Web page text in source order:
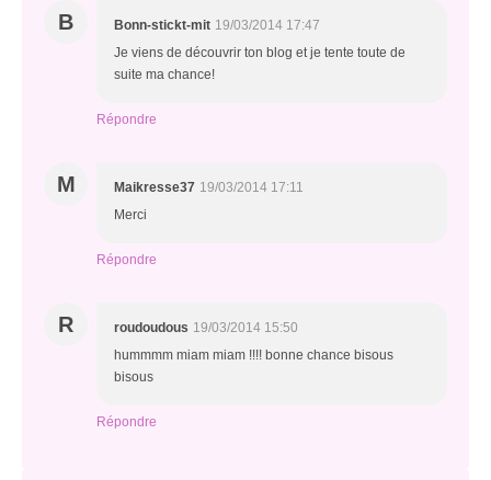
B Bonn-stickt-mit 19/03/2014 17:47
Je viens de découvrir ton blog et je tente toute de
suite ma chance!
Répondre
M Maikresse37 19/03/2014 17:11
Merci
Répondre
R roudoudous 19/03/2014 15:50
hummmm miam miam !!!! bonne chance bisous
bisous
Répondre